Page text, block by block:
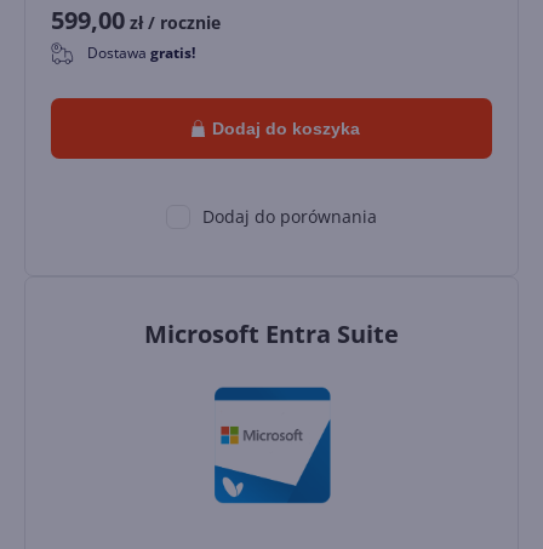
599,00 zł / rocznie
0 Dostawa gratis!
Dodaj do koszyka
Dodaj do porównania
Microsoft Entra Suite